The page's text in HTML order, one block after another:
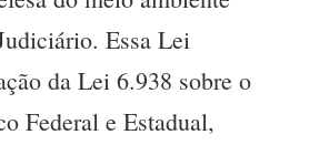
Essa Lei
da Lei 6.938 sobre o
Federal e Estadual,